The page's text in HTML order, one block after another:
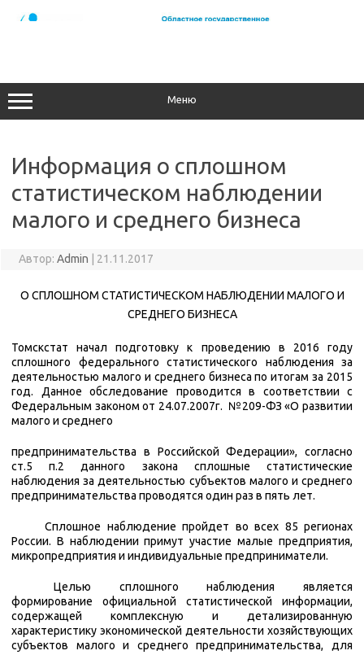
Меню
Информация о сплошном
статистическом наблюдении
малого и среднего бизнеса
Автор: Admin 21.11.2017
О СПЛОШНОМ СТАТИСТИЧЕСКОМ НАБЛЮДЕНИИ МАЛОГО И
СРЕДНЕГО БИЗНЕСА
Томскстат начал подготовку к проведению в 2016 году
сплошного федерального статистического наблюдения за
деятельностью малого и среднего бизнеса по итогам за 2015
год. Данное обследование проводится в соответствии с
Федеральным законом от 24.07.2007г. №209-ФЗ «О развитии
малого и среднего
предпринимательства в Российской Федерации», согласно
ст.5 п.2 данного закона сплошные статистические
наблюдения за деятельностью субъектов малого и среднего
предпринимательства проводятся один раз в пять лет.
Сплошное наблюдение пройдет во всех 85 регионах
России. В наблюдении примут участие малые предприятия,
микропредприятия и индивидуальные предприниматели.
Целью сплошного наблюдения является
формирование официальной статистической информации,
содержащей комплексную и детализированную
характеристику экономической деятельности хозяйствующих
субъектов малого и среднего предпринимательства, для